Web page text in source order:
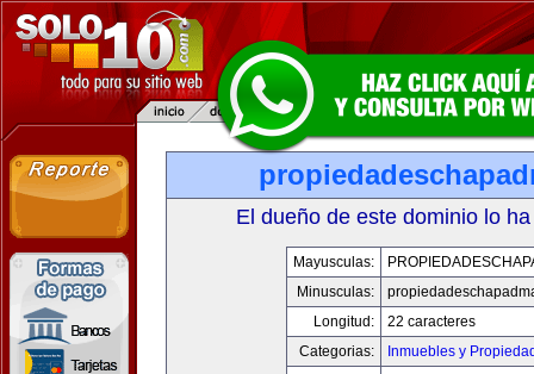
El dueño de este dominio lo
Mayusculas:
Minusculas:
Longitud:
22 caracteres
Categorias:
Inmuebles y